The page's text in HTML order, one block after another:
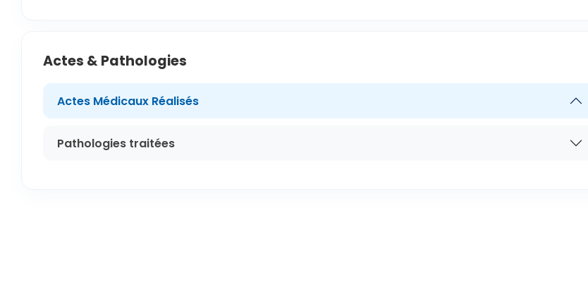
Actes & Pathologies
Actes Médicaux Réalisés
Pathologies traitées